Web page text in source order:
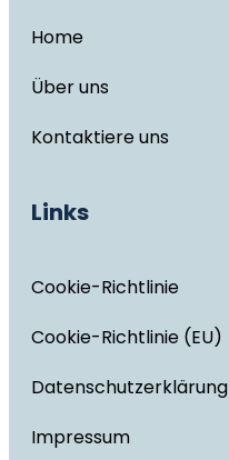
Home
Über uns
Kontaktiere uns
Links
Cookie-Richtlinie
Cookie-Richtlinie (EU)
Datenschutzerklärung
Impressum